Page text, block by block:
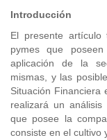
Introducción
El presente
pymes que
aplicación de la
mismas, y las
Situación Financiera
realizará un
que posee la
consiste en el cultivo